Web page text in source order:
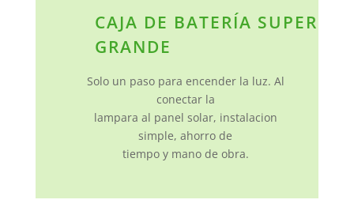
CAJA DE BATERÍA SUPER
GRANDE
Solo un paso para encender la luz. Al
conectar la
lampara al panel solar, instalacion
simple, ahorro de
tiempo y mano de obra.